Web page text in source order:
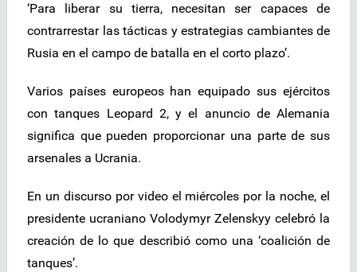
‘Para liberar su tierra, necesitan ser capaces de
contrarrestar las tácticas y estrategias cambiantes de
Rusia en el campo de batalla en el corto plazo’.
Varios países europeos han equipado sus ejércitos
con tanques Leopard 2, y el anuncio de Alemania
significa que pueden proporcionar una parte de sus
arsenales a Ucrania.
En un discurso por video el miércoles por la noche, el
presidente ucraniano Volodymyr Zelenskyy celebró la
creación de lo que describió como una ‘coalición de
tanques’.